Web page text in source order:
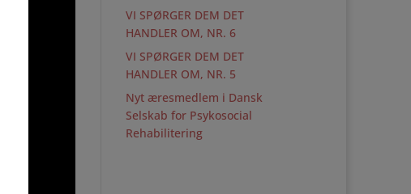
VI SPØRGER DEM DET
HANDLER OM, NR. 6
VI SPØRGER DEM DET
HANDLER OM, NR. 5
Nyt æresmedlem i Dansk
Selskab for Psykosocial
Rehabilitering